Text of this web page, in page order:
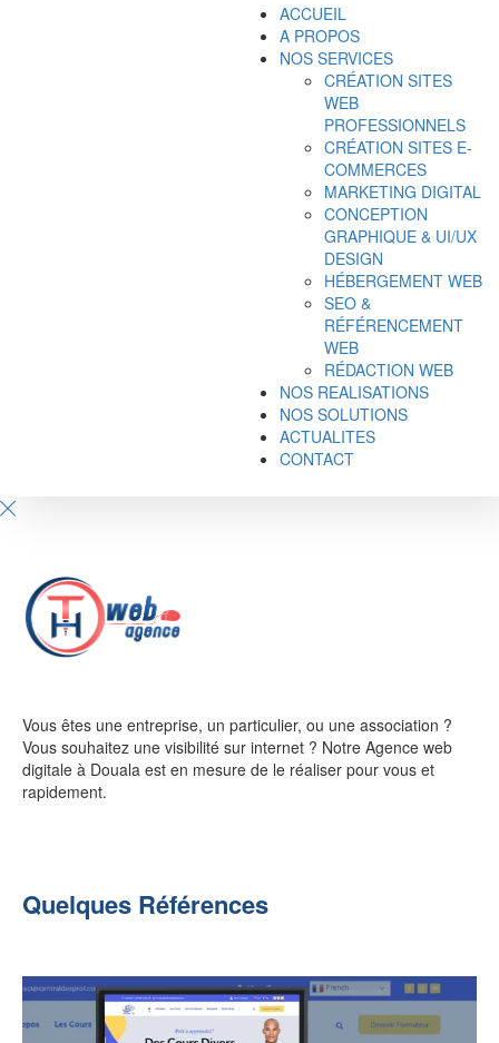
ACCUEIL
A PROPOS
NOS SERVICES
CRÉATION SITES
WEB
PROFESSIONNELS
CRÉATION SITES E-
COMMERCES
MARKETING DIGITAL
CONCEPTION
GRAPHIQUE & UI/UX
DESIGN
HÉBERGEMENT WEB
SEO &
RÉFÉRENCEMENT
WEB
RÉDACTION WEB
NOS REALISATIONS
NOS SOLUTIONS
ACTUALITES
CONTACT
Vous êtes une entreprise, un particulier, ou une association ?
Vous souhaitez une visibilité sur internet ? Notre Agence web
digitale à Douala est en mesure de le réaliser pour vous et
rapidement.
Quelques Références